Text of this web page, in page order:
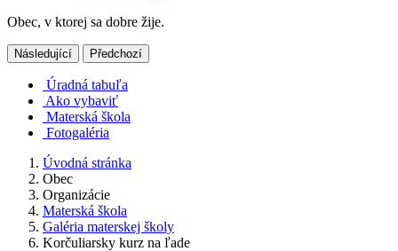
Obec, v ktorej sa dobre žije.
Následující Předchozí
Úradná tabuľa
Ako vybaviť
Materská škola
Fotogaléria
Úvodná stránka
Obec
Organizácie
Materská škola
Galéria materskej školy
Korčuliarsky kurz na ľade